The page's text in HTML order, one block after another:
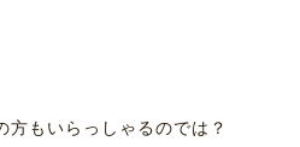
方もいらっしゃるのでは？